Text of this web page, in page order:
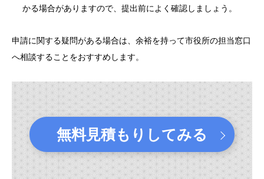
かる場合がありますので、提出前によく確認しましょう。
申請に関する疑問がある場合は、余裕を持って市役所の担当窓口
へ相談することをおすすめします。
無料見積もりしてみる